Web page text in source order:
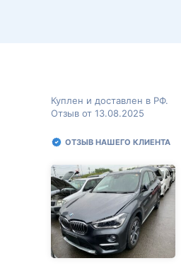
Куплен и доставлен в РФ.
Отзыв от 13.08.2025
ОТЗЫВ НАШЕГО КЛИЕНТА